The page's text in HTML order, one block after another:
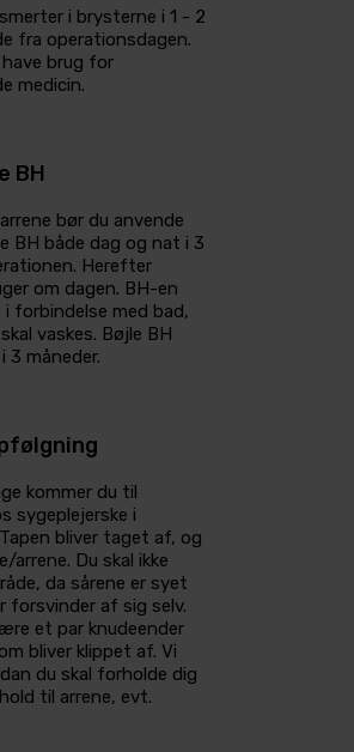
i brysterne i 1 - 2
fra operationsdagen.
brug for
medicin.
BH
bør du anvende
BH både dag og nat i 3
Herefter
om dagen. BH-en
forbindelse med bad,
vaskes. Bøjle BH
3 måneder.
kommer du til
sygeplejerske i
bliver taget af, og
arrene. Du skal ikke
da sårene er syet
forsvinder af sig selv.
et par knudeender
bliver klippet af. Vi
du skal forholde dig
til arrene, evt.